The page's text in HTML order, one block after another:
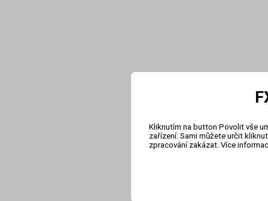
Kliknutím na button Povolit vše
zařízení. Sami můžete určit
zpracování zakázat. Více